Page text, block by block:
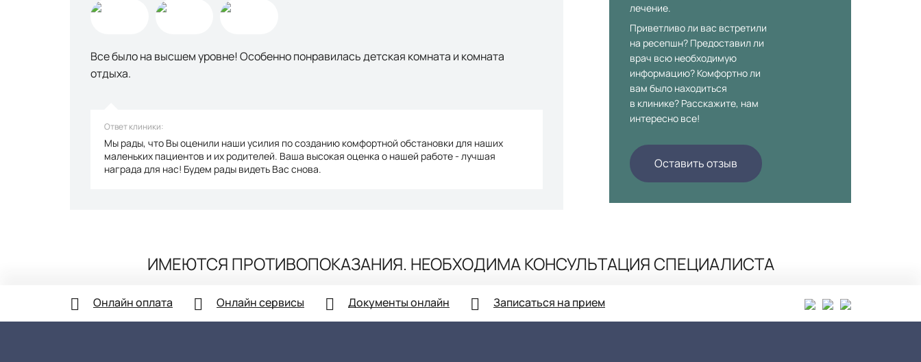
Все было на высшем уровне! Особенно понравилась детская комната и комната
отдыха.
Ответ клиники:
Мы рады, что Вы оценили наши усилия по созданию комфортной обстановки для наших
маленьких пациентов и их родителей. Ваша высокая оценка о нашей работе - лучшая
награда для нас! Будем рады видеть Вас снова.
лечение.
Приветливо ли вас встретили
на ресепшн? Предоставил ли
врач всю необходимую
информацию? Комфортно ли
вам было находиться
в клинике? Расскажите, нам
интересно все!
Оставить отзыв
ИМЕЮТСЯ ПРОТИВОПОКАЗАНИЯ. НЕОБХОДИМА КОНСУЛЬТАЦИЯ СПЕЦИАЛИСТА
Онлайн оплата Онлайн сервисы Документы онлайн Записаться на прием